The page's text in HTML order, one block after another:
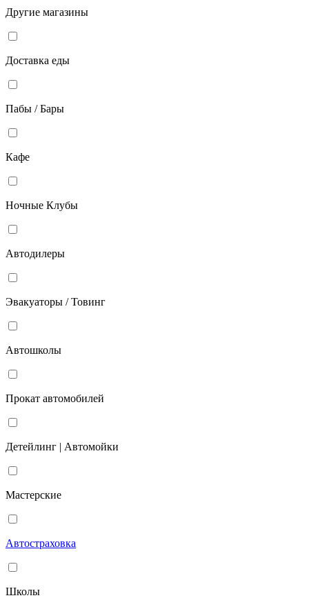
Другие магазины
Доставка еды
Пабы / Бары
Кафе
Ночные Клубы
Автодилеры
Эвакуаторы / Товинг
Автошколы
Прокат автомобилей
Детейлинг | Автомойки
Мастерские
Автостраховка
Школы